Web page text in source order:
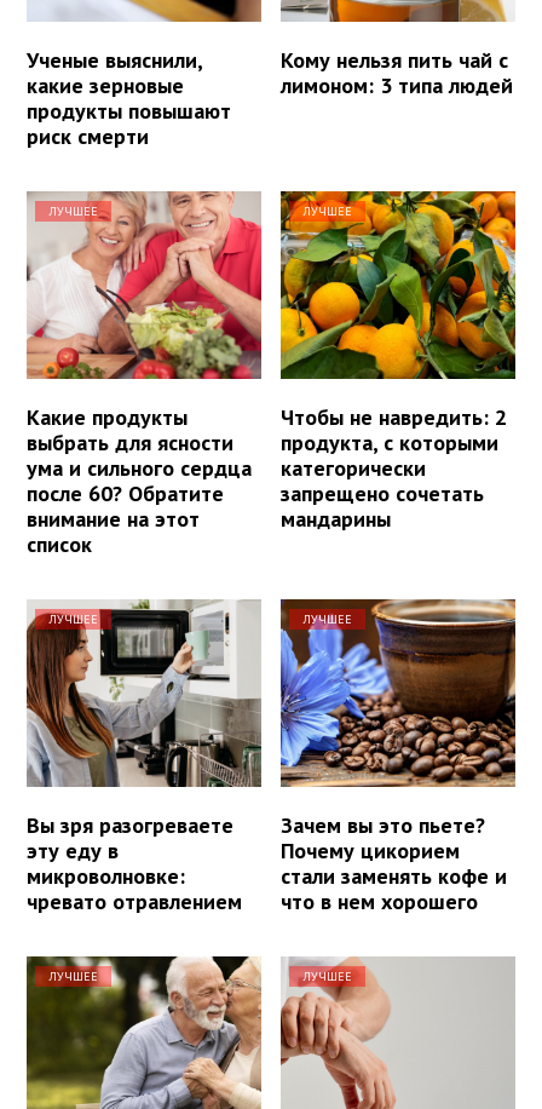
Ученые выяснили,
какие зерновые
продукты повышают
риск смерти
Кому нельзя пить чай с
лимоном: 3 типа людей
ЛУЧШЕЕ
Какие продукты
выбрать для ясности
ума и сильного сердца
после 60? Обратите
внимание на этот
список
ЛУЧШЕЕ
Чтобы не навредить: 2
продукта, с которыми
категорически
запрещено сочетать
мандарины
ЛУЧШЕЕ
Вы зря разогреваете
эту еду в
микроволновке:
чревато отравлением
ЛУЧШЕЕ
Зачем вы это пьете?
Почему цикорием
стали заменять кофе и
что в нем хорошего
ЛУЧШЕЕ ЛУЧШЕЕ